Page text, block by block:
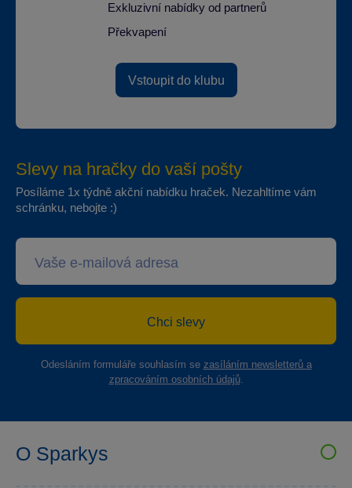
Exkluzivní nabídky od partnerů
Překvapení
Vstoupit do klubu
Slevy na hračky do vaší pošty
Posíláme 1x týdně akční nabídku hraček. Nezahltíme vám
schránku, nebojte :)
Chci slevy
Odesláním formuláře souhlasím se zasíláním newsletterů a
zpracováním osobních údajů.
O Sparkys